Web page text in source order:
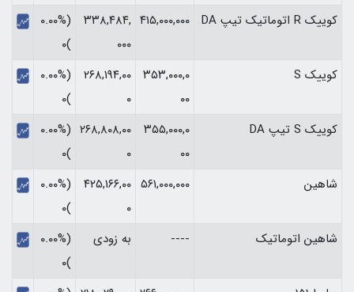
کوییک R اتوماتیک تیپ DA
۴۱۵,۰۰۰,۰۰۰ ۳۳۸,۴۸۴,
۰۰۰
(۰.۰۰%
)۰
کوییک S
۳۵۳,۰۰۰,۰
۰۰
۲۶۸,۱۹۴,۰۰
۰
(۰.۰۰%
)۰
کوییک S تیپ DA
۳۵۵,۰۰۰,۰
۰۰
۲۶۸,۸۰۸,۰۰
۰
(۰.۰۰%
)۰
شاهین
۵۶۱,۰۰۰,۰۰۰ ۴۲۵,۱۶۶,۰۰
۰
(۰.۰۰%
)۰
شاهین اتوماتیک
---- به زودی
(۰.۰۰%
)۰